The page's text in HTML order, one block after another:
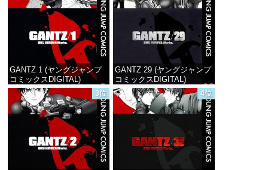
GANTZ 1 (ヤングジャンプ
コミックスDIGITAL)
価格：¥617
GANTZ 29 (ヤングジャンプ
コミックスDIGITAL)
価格：¥647
3位 4位